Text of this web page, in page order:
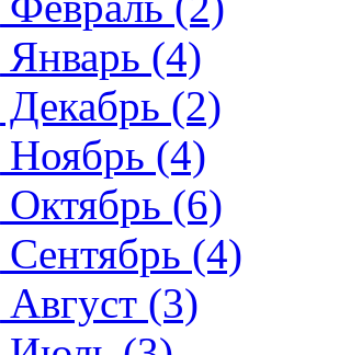
(4)
(2)
Ноябрь (4)
(6)
(4)
(3)